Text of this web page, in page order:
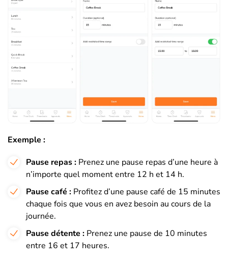
Exemple :
Pause repas : Prenez une pause repas d’une heure à
n’importe quel moment entre 12 h et 14 h.
Pause café : Profitez d’une pause café de 15 minutes
chaque fois que vous en avez besoin au cours de la
journée.
Pause détente : Prenez une pause de 10 minutes
entre 16 et 17 heures.